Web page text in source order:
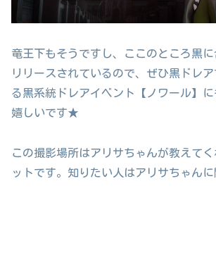
竜王下もそうですし、ここのところ黒に
リリースされているので、ぜひ黒ドレ
る黒系統ドレアイベント【ノワール】
嬉しいです★
この撮影場所はアリサちゃんが教えて
ットです。知りたい人はアリサちゃん